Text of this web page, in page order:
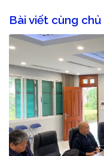
Bài viết cùng chủ